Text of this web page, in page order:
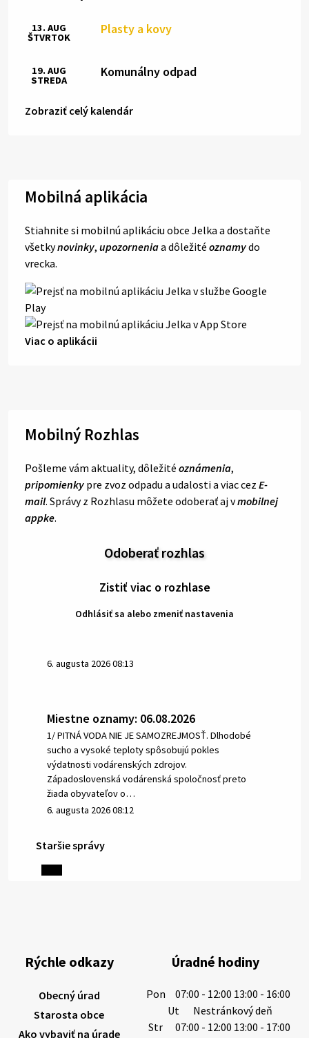
Plasty a kovy
13. AUG
ŠTVRTOK
Komunálny odpad
19. AUG
STREDA
Zobraziť celý kalendár
Mobilná aplikácia
Stiahnite si mobilnú aplikáciu obce Jelka a dostaňte
všetkynovinky, upozorneniaa dôležité oznamydo
vrecka.
Viac o aplikácii
Mobilný Rozhlas
Pošleme vám aktuality, dôležité oznámenia,
pripomienky pre zvoz odpadu a udalosti a viac cez E-
mail. Správy z Rozhlasu môžete odoberať aj vmobilnej
appke.
Odoberať rozhlas
Zistiť viac o rozhlase
Odhlásiť sa alebo zmeniť nastavenia
6. augusta 2026 08:13
Miestne oznamy: 06.08.2026
1/ PITNÁ VODA NIE JE SAMOZREJMOSŤ. Dlhodobé
sucho a vysoké teploty spôsobujú pokles
výdatnosti vodárenských zdrojov.
Západoslovenská vodárenská spoločnosť preto
žiada obyvateľov o…
6. augusta 2026 08:12
5. augusta 2026 13:10
hlbokým zármutkom Vám oznamujeme, že vo veku
73 rokov nás opustila Irena Tanková, rodená
5. augusta 2026 12:59
Staršie správy
Rýchle odkazy
Obecný úrad
Starosta obce
Ako vybaviť na úrade
Úradné hodiny
Pon
07:00 - 12:00 13:00 - 16:00
Ut
Nestránkový deň
Str
07:00 - 12:00 13:00 - 17:00